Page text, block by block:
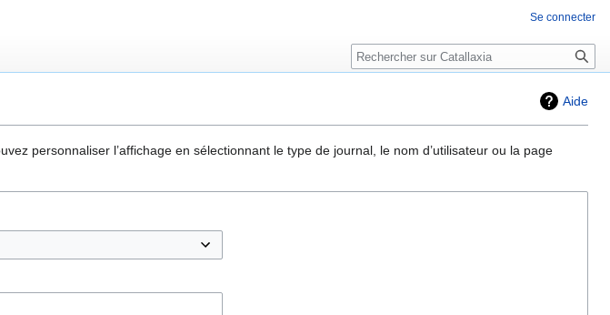
Aide
personnaliser l’affichage en sélectionnant le type de journal, le nom d’utilisateur ou la page
Se connecter
Rechercher